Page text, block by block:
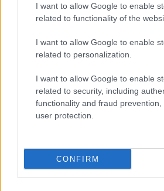
I want to allow Google to enable
related to functionality of the
I want to allow Google to enable
related to personalization.
I want to allow Google to enable
related to security, including
functionality and fraud
user protection.
CONFIRM
ötletes dub EP, erős stepper
szám Vrama játékos oldalát
még egyfajta jóleső szvinges